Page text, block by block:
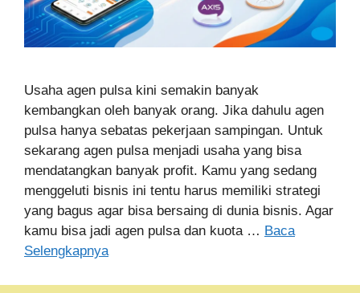
Usaha agen pulsa kini semakin banyak
kembangkan oleh banyak orang. Jika dahulu agen
pulsa hanya sebatas pekerjaan sampingan. Untuk
sekarang agen pulsa menjadi usaha yang bisa
mendatangkan banyak profit. Kamu yang sedang
menggeluti bisnis ini tentu harus memiliki strategi
yang bagus agar bisa bersaing di dunia bisnis. Agar
kamu bisa jadi agen pulsa dan kuota … Baca
Selengkapnya